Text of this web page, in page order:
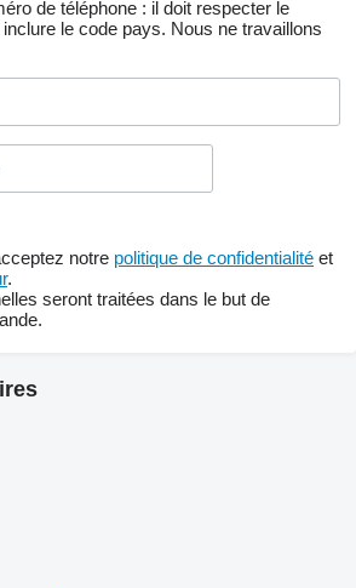
de téléphone : il doit respecter le
le code pays. Nous ne travaillons
notre politique de confidentialité et
.
seront traitées dans le but de